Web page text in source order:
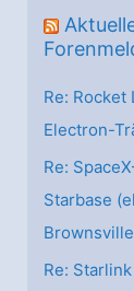
Re: Rocket
Electron-
Re:
Starbase
Re: